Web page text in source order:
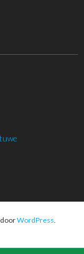
WordPress.